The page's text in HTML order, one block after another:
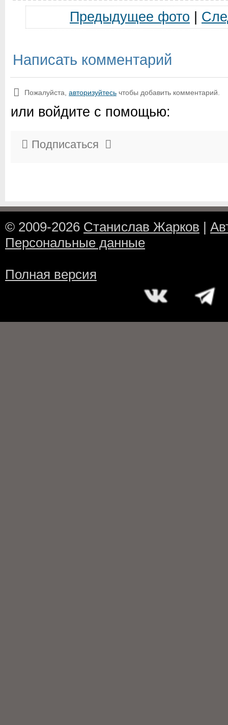
Предыдущее фото
Написать комментарий
Пожалуйста, авторизуйтесь чтобы добавить комментарий.
или войдите с помощью:
Подписаться
© 2009-2026 Станислав Жарков |
Персональные данные
Полная версия